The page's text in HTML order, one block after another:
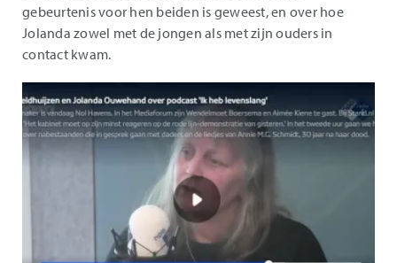
gebeurtenis voor hen beiden is geweest, en over hoe
Jolanda zowel met de jongen als met zijn ouders in
contact kwam.